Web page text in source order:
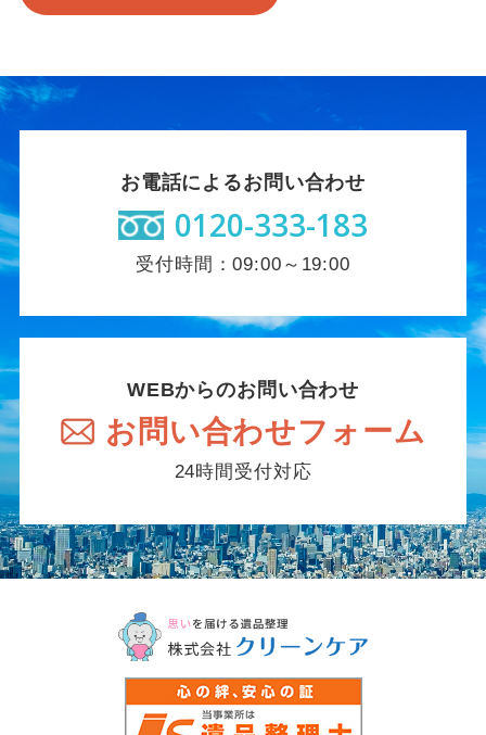
お電話によるお問い合わせ
0120-333-183
受付時間：09:00～19:00
WEBからのお問い合わせ
お問い合わせフォーム
24時間受付対応